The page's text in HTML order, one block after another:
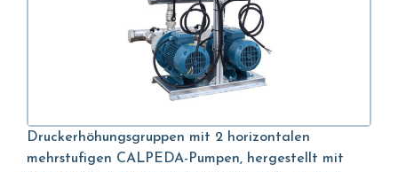
Druckerhöhungsgruppen mit 2 horizontalen
mehrstufigen CALPEDA-Pumpen, hergestellt mit